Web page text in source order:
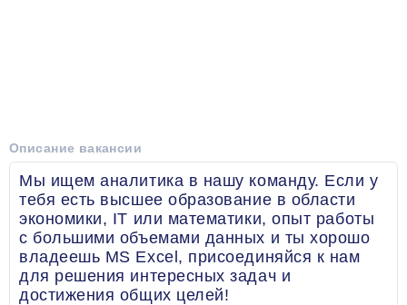
Описание вакансии
Мы ищем аналитика в нашу команду. Если у
тебя есть высшее образование в области
экономики, IT или математики, опыт работы
с большими объемами данных и ты хорошо
владеешь MS Excel, присоединяйся к нам
для решения интересных задач и
достижения общих целей!